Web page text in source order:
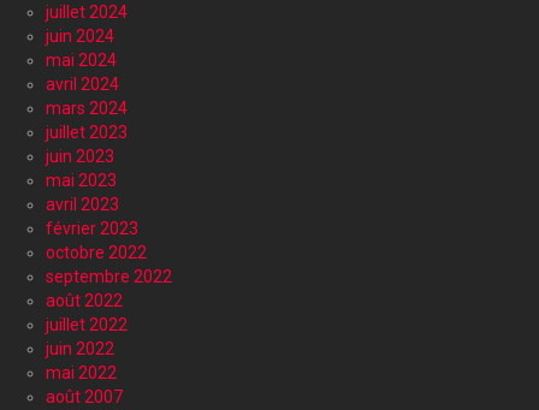
juillet 2024
juin 2024
mai 2024
avril 2024
mars 2024
juillet 2023
juin 2023
mai 2023
avril 2023
février 2023
octobre 2022
septembre 2022
août 2022
juillet 2022
juin 2022
mai 2022
août 2007